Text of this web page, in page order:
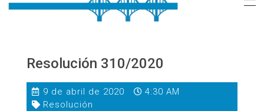
Resolución 310/2020
9 de abril de 2020
4:30 AM
Resolución